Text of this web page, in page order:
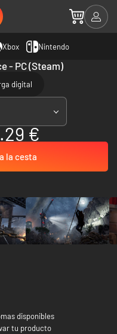
Xbox Nintendo
- PC (Steam)
digital
€
la cesta
disponibles
tu producto